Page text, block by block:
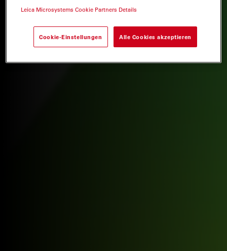
Leica Microsystems Cookie Partners Details
Cookie-Einstellungen Alle Cookies akzeptieren